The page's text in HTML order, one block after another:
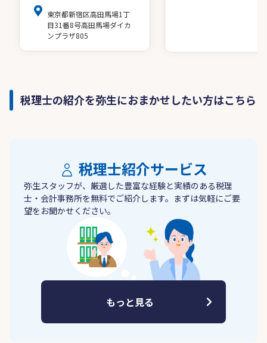
東京都新宿区高田馬場1丁
目31番8号高田馬場ダイカ
ンプラザ805
税理士の紹介を弥生におまかせしたい方はこちら
税理士紹介サービス
弥生スタッフが、厳選した豊富な経験と実績のある税理
士・会計事務所を無料でご紹介します。まずは気軽にご要
望をお聞かせください。
もっと見る